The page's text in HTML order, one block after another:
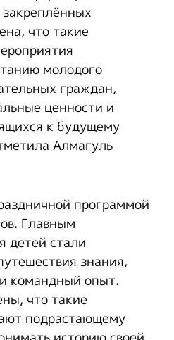
что такие
молодого
граждан,
ценности и
к будущему
Алмагуль
программой
Главным
детей стали
знания,
командный опыт.
что такие
подрастающему